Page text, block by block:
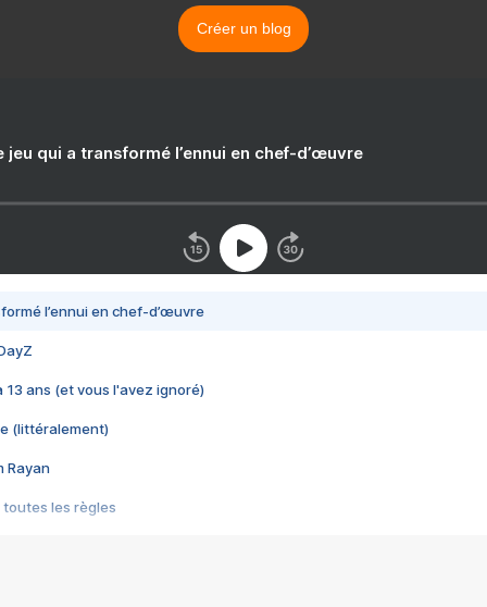
Créer un blog
jeu qui a transformé l’ennui en chef-d’œuvre
l’ennui en chef-d’œuvre
13 ans (et vous l'avez ignoré)
(littéralement)
Rayan
toutes les règles